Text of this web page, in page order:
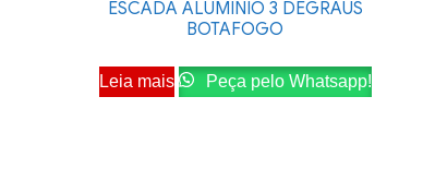
ESCADA ALUMINIO 3 DEGRAUS
BOTAFOGO
Leia mais Peça pelo Whatsapp!